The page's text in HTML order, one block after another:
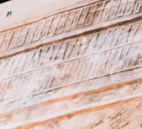
KAVINĖ „DRAMA-CHA-CHA”
ATRIBUTIKA
NAUJIENOS
VAIKŲ TEATRO STUDIJA
Kontaktai
KONTAKTAI
PARTNERIAI
TEATRO KASA